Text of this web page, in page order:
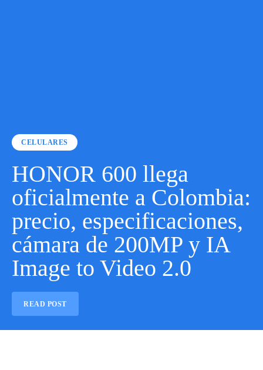
CELULARES
HONOR 600 llega
oficialmente a Colombia:
precio, especificaciones,
cámara de 200MP y IA
Image to Video 2.0
READ POST